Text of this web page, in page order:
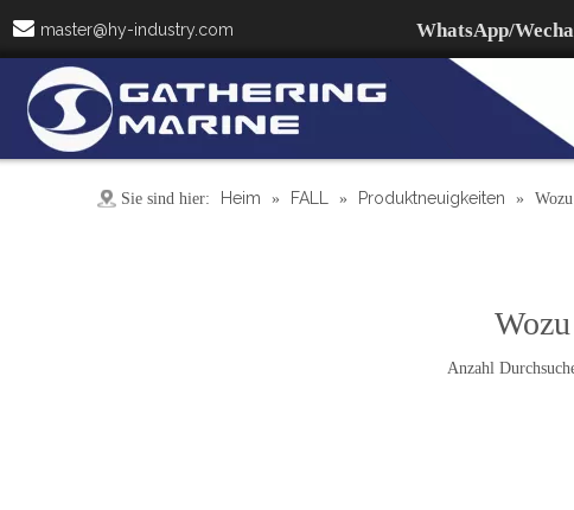
 master@hy-industry.com WhatsApp/
Sie sind hier: Heim » FALL » Produktneuigkeiten »
Anzahl